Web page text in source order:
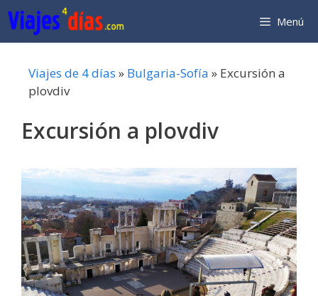
Saltar
al
contenido
Menú
Viajes de 4 días » Bulgaria-Sofía » Excursión a
plovdiv
Excursión a plovdiv